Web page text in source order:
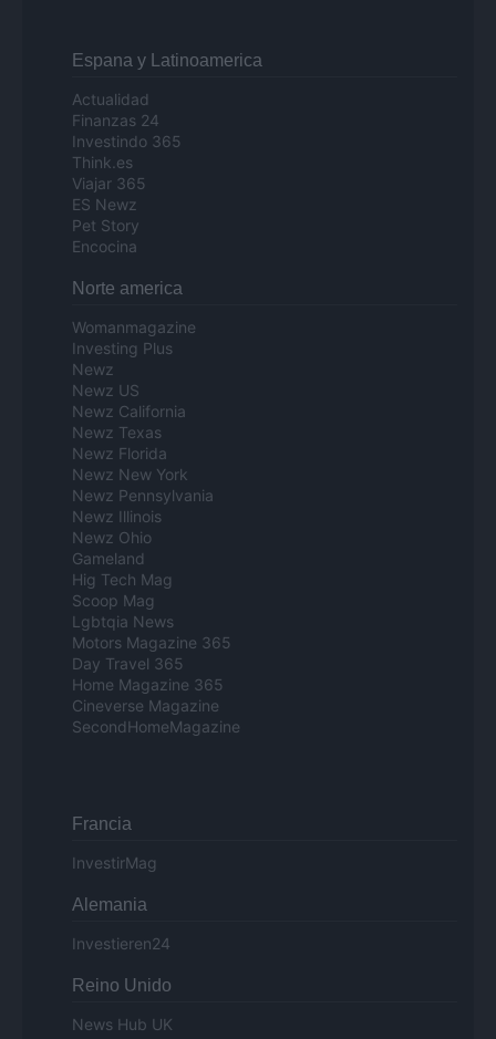
Espana y Latinoamerica
Actualidad
Finanzas 24
Investindo 365
Think.es
Viajar 365
ES Newz
Pet Story
Encocina
Norte america
Womanmagazine
Investing Plus
Newz
Newz US
Newz California
Newz Texas
Newz Florida
Newz New York
Newz Pennsylvania
Newz Illinois
Newz Ohio
Gameland
Hig Tech Mag
Scoop Mag
Lgbtqia News
Motors Magazine 365
Day Travel 365
Home Magazine 365
Cineverse Magazine
SecondHomeMagazine
Francia
InvestirMag
Alemania
Investieren24
Reino Unido
News Hub UK